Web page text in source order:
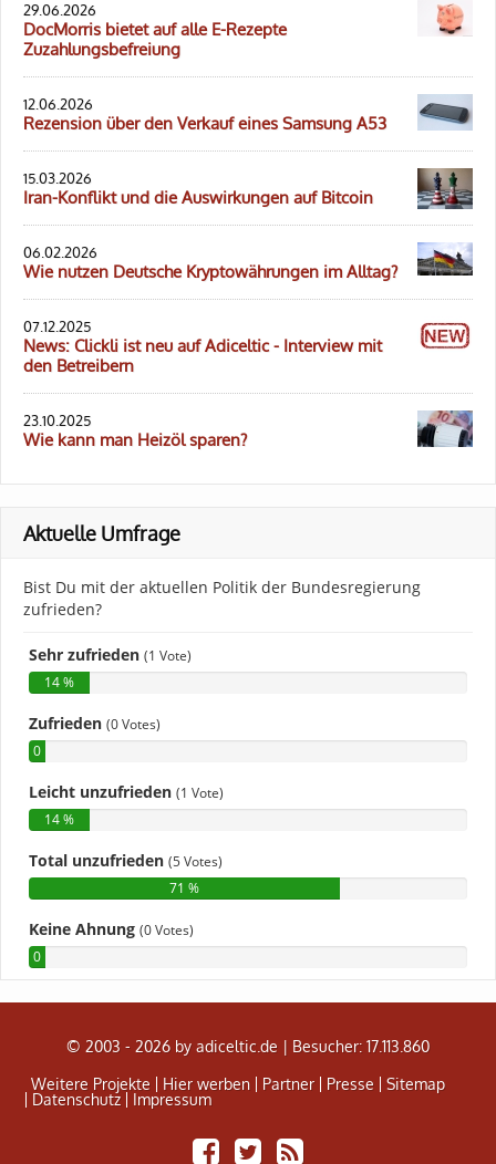
29.06.2026
DocMorris bietet auf alle E-Rezepte
Zuzahlungsbefreiung
12.06.2026
Rezension über den Verkauf eines Samsung A53
15.03.2026
Iran-Konflikt und die Auswirkungen auf Bitcoin
06.02.2026
Wie nutzen Deutsche Kryptowährungen im Alltag?
07.12.2025
News: Clickli ist neu auf Adiceltic - Interview mit
den Betreibern
23.10.2025
Wie kann man Heizöl sparen?
Aktuelle Umfrage
© 2003 - 2026 by adiceltic.de | Besucher: 17.113.860
Weitere Projekte
Hier werben Partner Presse
Sitemap
Datenschutz
Impressum
ShareTweetAdiceltic